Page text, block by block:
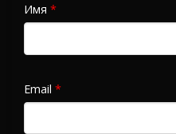
Имя *
Email *